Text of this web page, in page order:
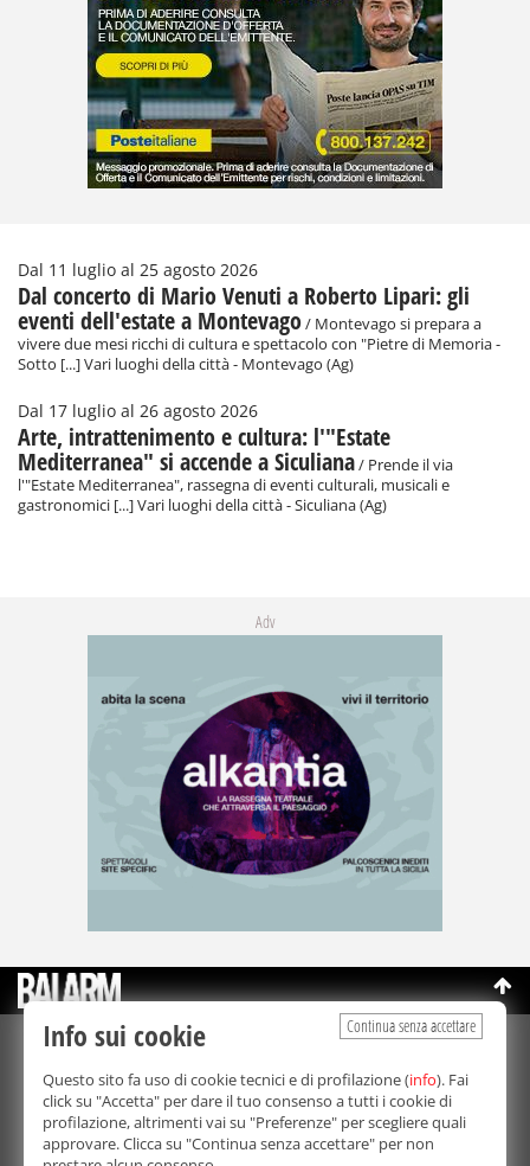
Dal 11 luglio al 25 agosto 2026
Dal concerto di Mario Venuti a Roberto Lipari: gli
eventi dell'estate a Montevago/ Montevago si prepara a
vivere due mesi ricchi di cultura e spettacolo con "Pietre di Memoria -
Sotto [...] Vari luoghi della città - Montevago (Ag)
Dal 17 luglio al 26 agosto 2026
Arte, intrattenimento e cultura: l'"Estate
Mediterranea" si accende a Siculiana/ Prende il via
l'"Estate Mediterranea", rassegna di eventi culturali, musicali e
gastronomici [...] Vari luoghi della città - Siculiana (Ag)
Adv
©Copyright 2003-2026
Bmedia Srl- P.IVA 07064240828
La riproduzione totale o parziale di tutti i contenuti, in qualunque
forma, su qualsiasi supporto è proibita.
Balarm.it è una testata giornalistica registrata. Autorizzazione del
Tribunale di Palermo n° 32 del 21/10/2003
Continua senza accettare
Info sui cookie
Questo sito fa uso di cookie tecnici e di profilazione (info). Fai
click su "Accetta" per dare il tuo consenso a tutti i cookie di
profilazione, altrimenti vai su "Preferenze" per scegliere quali
approvare. Clicca su "Continua senza accettare" per non